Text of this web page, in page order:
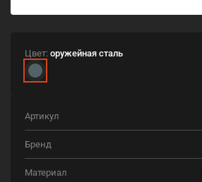
Цвет: оружейная сталь
Артикул
Бренд
Материал